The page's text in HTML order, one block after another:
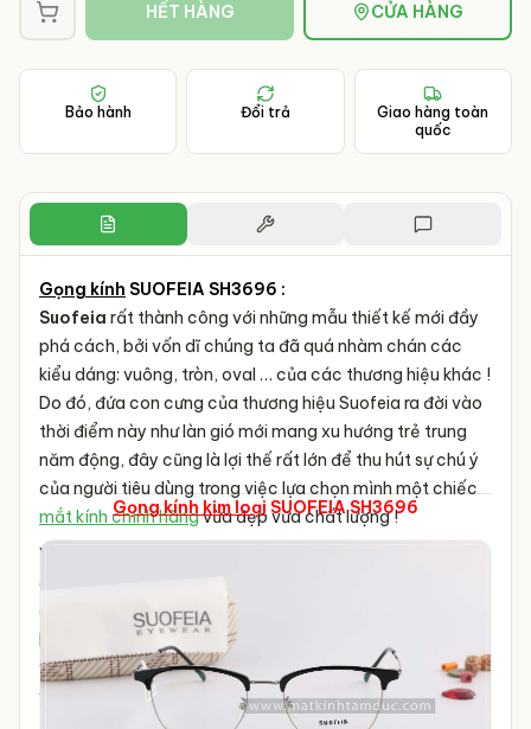
HẾT HÀNG CỬA HÀNG
Bảo hành Đổi trả
Giao hàng toàn
quốc
Gọng kính SUOFEIA SH3696 :
Suofeia rất thành công với những mẫu thiết kế mới đầy
phá cách, bởi vốn dĩ chúng ta đã quá nhàm chán các
kiểu dáng: vuông, tròn, oval … của các thương hiệu khác !
Do đó, đứa con cưng của thương hiệu Suofeia ra đời vào
thời điểm này như làn gió mới mang xu hướng trẻ trung
năm động, đây cũng là lợi thế rất lớn để thu hút sự chú ý
của người tiêu dùng trong việc lựa chọn mình một chiếc
mắt kính chính hãngvừa đẹp vừa chất lượng !
Với
có thể thay tròng kính Cận – Loạn – Viễn chính hãng với
giá tốt nhất thị trường. Kết hợp, Đo khám mắt miễn phí
bằng Hệ thống Máy đo nhập khẩu Nhật Bản do chuyên
viên hơn 10 năm kinh nghiệm tạiMắt Kính Tâm Đứctư
vấn cho bạn !!!
Gọng kính kim loại SUOFEIA SH3696